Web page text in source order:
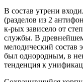
В состав утрени
(разделов из 2
к-рых зависело от
службы. В
мелодический состав
был однородным, в
тенденция к